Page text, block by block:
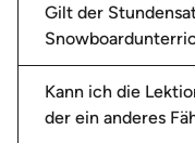
Gilt der
Kann ich die
der ein anderes